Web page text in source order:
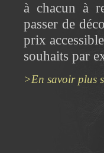
à chacun à
passer de
prix
souhaits par
>En savoir plus